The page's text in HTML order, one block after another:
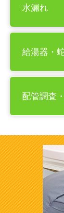
水漏れ
給湯器・
配管調査